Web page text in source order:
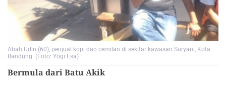
Abah Udin (60), penjual kopi dan cemilan di sekitar kawasan Suryani, Kota
Bandung. (Foto: Yogi Esa)
Bermula dari Batu Akik